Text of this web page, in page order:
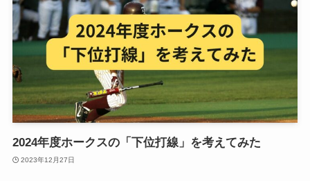
2024年度ホークスの「下位打線」を考えてみた
2023年12月27日